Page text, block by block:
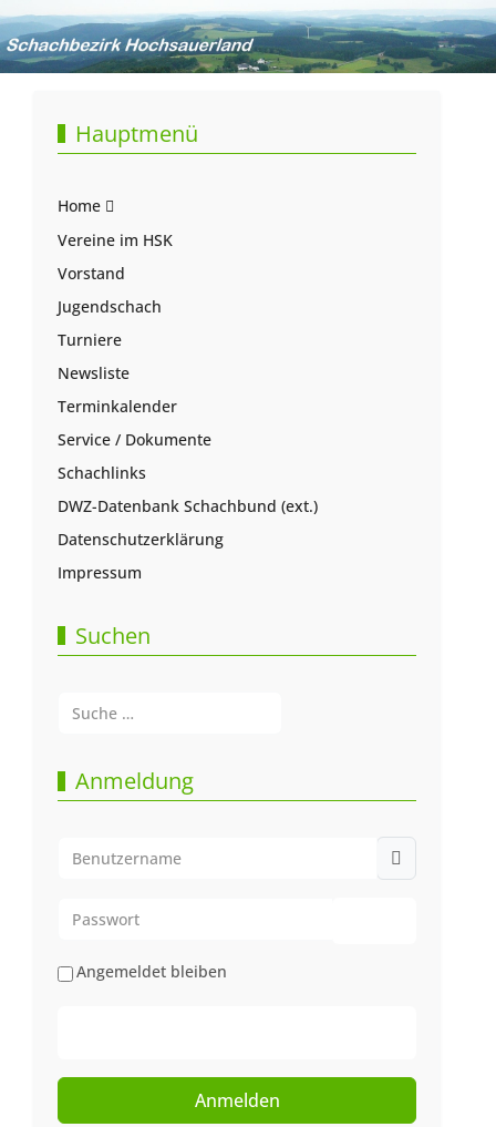
Hauptmenü
Home
Vereine im HSK
Vorstand
Jugendschach
Turniere
Newsliste
Terminkalender
Service / Dokumente
Schachlinks
DWZ-Datenbank Schachbund (ext.)
Datenschutzerklärung
Impressum
Suchen
Anmeldung
Angemeldet bleiben
Anmelden